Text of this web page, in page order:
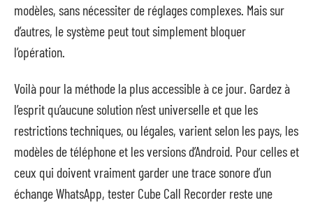
modèles, sans nécessiter de réglages complexes. Mais sur
d’autres, le système peut tout simplement bloquer
l’opération.
Voilà pour la méthode la plus accessible à ce jour. Gardez à
l’esprit qu’aucune solution n’est universelle et que les
restrictions techniques, ou légales, varient selon les pays, les
modèles de téléphone et les versions d’Android. Pour celles et
ceux qui doivent vraiment garder une trace sonore d’un
échange WhatsApp, tester Cube Call Recorder reste une